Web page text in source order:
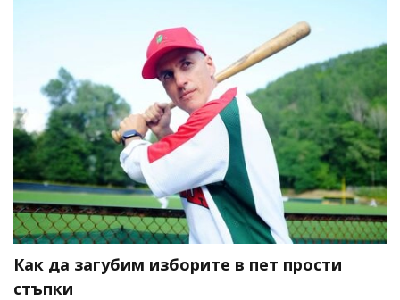
Как да загубим изборите в пет прости
стъпки